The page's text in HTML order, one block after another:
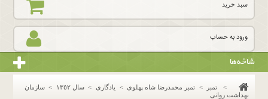
ورود به حساب
سبد خرید
شاخه‌ها
> تمبر > تمبر محمدرضا شاه پهلوی > یادگاری > سال ١٣٥٢ > سازمان
بهداشت روانی